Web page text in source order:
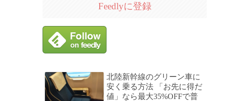
Feedlyに登録
北陸新幹線のグリーン車に
安く乗る方法 「お先に得だ
値」なら最大35%OFFで普